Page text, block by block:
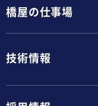
橋屋の仕事場
技術情報